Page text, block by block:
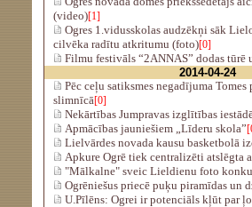
(video)[1]
Ogres 1.vidusskolas audzēkņi sāk
cilvēka radītu atkritumu (foto)[0]
Filmu festivāls “2ANNAS” dodas tūrē
2014-04-24
Pēc ceļu satiksmes negadījuma
slimnīcā[0]
Nekārtības Jumpravas izglītības
Apmācības jauniešiem „Līderu skola”
Lielvārdes novada kausu basketbolā
Apkure Ogrē tiek centralizēti atslēgta
"Mālkalne" sveic Lieldienu foto
Ogrēniešus priecē puķu piramīdas un
U.Pīlēns: Ogrei ir potenciāls kļūt par